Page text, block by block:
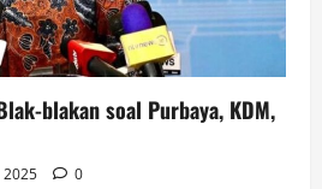
blakan soal Purbaya, KDM,
2025 0